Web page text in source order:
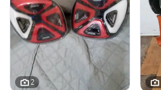
2